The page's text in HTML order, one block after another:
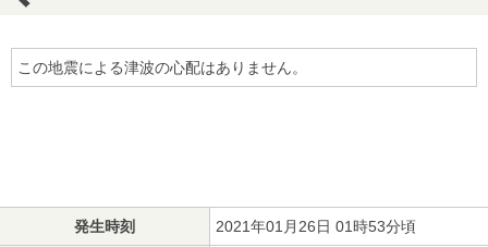
この地震による津波の心配はありません。
発生時刻 2021年01月26日 01時53分頃